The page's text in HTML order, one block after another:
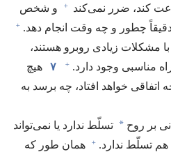
کند،‏ ضرر نمی‌کند +
و شخص
چطور و چه وقت انجام دهد.‏ +
با مشکلات زیادی روبرو هستند،‏
مناسبی وجود دارد.‏ + ۷
هیچ
اتفاقی خواهد افتاد،‏ چه برسد به
بر روح * تسلّط ندارد یا نمی‌تواند
هم تسلّط ندارد.‏ +
همان طور که